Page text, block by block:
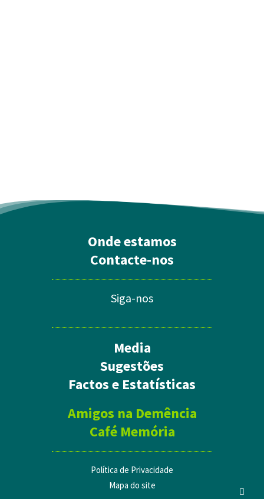
Onde estamos
Contacte-nos
Siga-nos
Media
Sugestões
Factos e Estatísticas
Amigos na Demência
Café Memória
Política de Privacidade
Mapa do site